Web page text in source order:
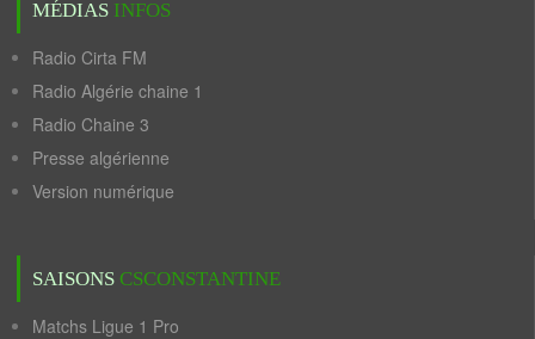
MÉDIAS INFOS
Radio Cirta FM
Radio Algérie chaine 1
Radio Chaine 3
Presse algérienne
Version numérique
SAISONS CSCONSTANTINE
Matchs Ligue 1 Pro